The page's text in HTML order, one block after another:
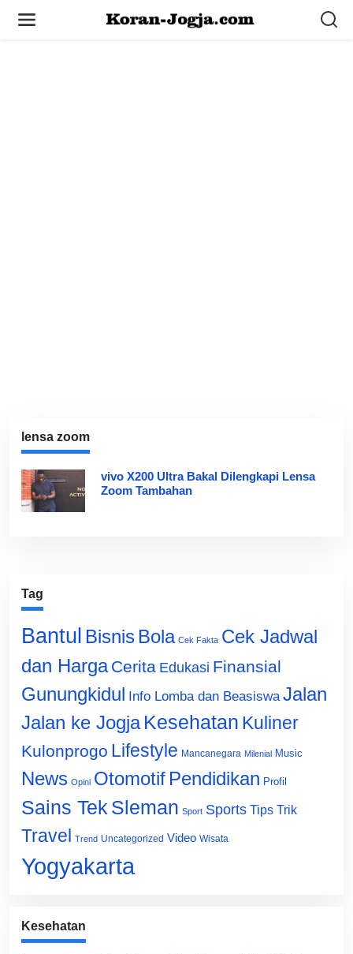
lensa zoom
vivo X200 Ultra Bakal Dilengkapi Lensa
Zoom Tambahan
Tag
Bantul Bisnis Bola Cek Fakta Cek Jadwal
dan Harga Cerita Edukasi Finansial
Gunungkidul Info Lomba dan Beasiswa Jalan
Jalan ke Jogja Kesehatan Kuliner
Kulonprogo Lifestyle Mancanegara Milenial Music
News Opini Otomotif Pendidikan Profil
Sains Tek Sleman Sport Sports Tips Trik
Travel Trend Uncategorized Video Wisata
Yogyakarta
Kesehatan